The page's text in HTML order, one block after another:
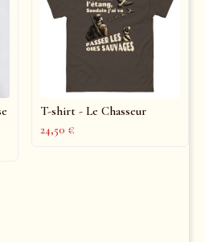
T-shirt - Le Chasseur
24,50 €